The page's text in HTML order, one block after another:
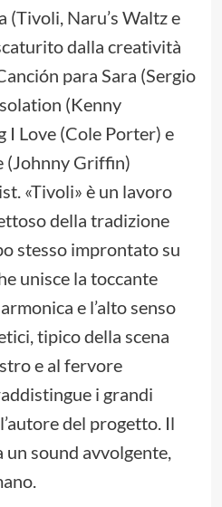
Naru’s Waltz e
dalla creatività
para Sara (Sergio
(Kenny
I Love (Cole Porter) e
(Johnny Griffin)
«Tivoli» è un lavoro
della tradizione
stesso improntato su
unisce la toccante
e l’alto senso
tipico della scena
e al fervore
i grandi
del progetto. Il
sound avvolgente,